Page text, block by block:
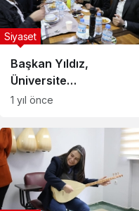
Başkan Yıldız,
Üniversite
Öğrencileriyle İftarda
Siyaset
1 yıl önce